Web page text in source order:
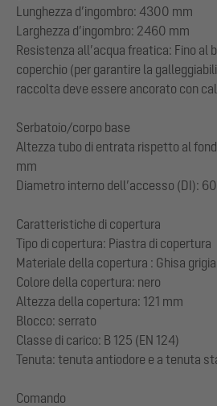
Lunghezza d’ingombro: 4300 mm
Larghezza d’ingombro: 2460 mm
Resistenza all’acqua freatica: Fino al
coperchio (per garantire la
raccolta deve essere ancorato con
Serbatoio/corpo base
Altezza tubo di entrata rispetto al
mm
Diametro interno dell’accesso (DI):
Caratteristiche di copertura
Tipo di copertura: Piastra di copertura
Materiale della copertura : Ghisa grigia
Colore della copertura: nero
Altezza della copertura: 121 mm
Blocco: serrato
Classe di carico: B 125 (EN 124)
Tenuta: tenuta antiodore e a tenuta
Comando